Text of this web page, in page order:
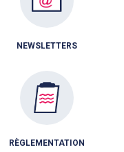
NEWSLETTERS
RÈGLEMENTATION